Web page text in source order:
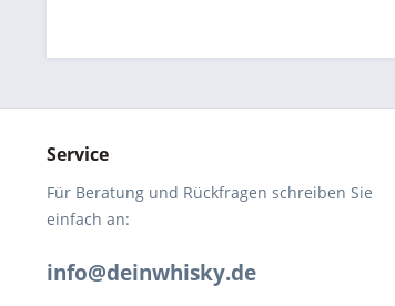
Service
Für Beratung und Rückfragen schreiben Sie
einfach an:
info@deinwhisky.de